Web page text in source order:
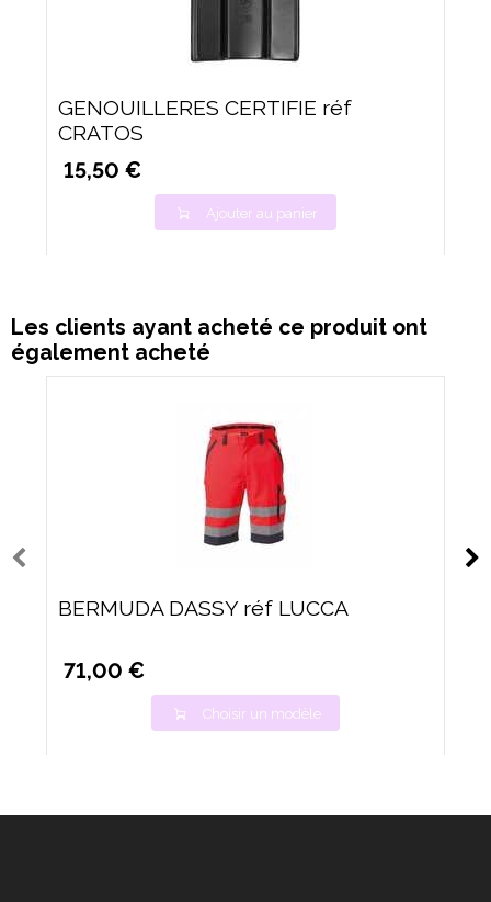
GENOUILLERES CERTIFIE réf
CRATOS
15,50 €
Ajouter au panier
Les clients ayant acheté ce produit ont
également acheté
BERMUDA DASSY réf LUCCA
71,00 €
Choisir un modèle